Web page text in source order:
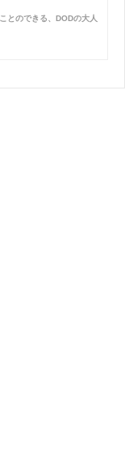
とのできる、DODの大人